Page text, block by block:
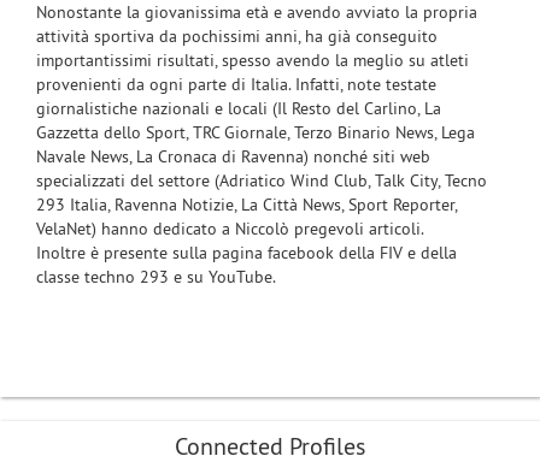
Nonostante la giovanissima età e avendo avviato la propria
attività sportiva da pochissimi anni, ha già conseguito
importantissimi risultati, spesso avendo la meglio su atleti
provenienti da ogni parte di Italia. Infatti, note testate
giornalistiche nazionali e locali (Il Resto del Carlino, La
Gazzetta dello Sport, TRC Giornale, Terzo Binario News, Lega
Navale News, La Cronaca di Ravenna) nonché siti web
specializzati del settore (Adriatico Wind Club, Talk City, Tecno
293 Italia, Ravenna Notizie, La Città News, Sport Reporter,
VelaNet) hanno dedicato a Niccolò pregevoli articoli.
Inoltre è presente sulla pagina facebook della FIV e della
classe techno 293 e su YouTube.
Connected Profiles